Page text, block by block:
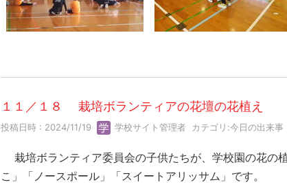
１１／１８ 栽培ボランティアの花壇の花植え
投稿日時 : 2024/11/19 学校サイト管理者 カテゴリ:今日の出来事
栽培ボランティア委員会の子供たちが、学校園の花の
こ」「ノースポール」「スイートアリッサム」です。